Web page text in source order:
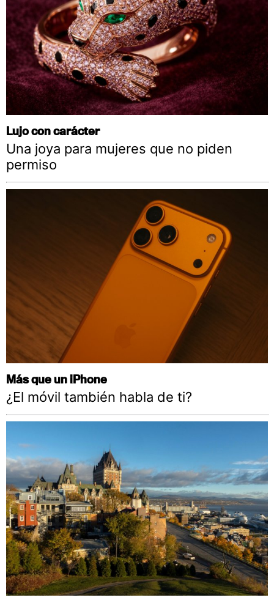
Lujo con carácter
Una joya para mujeres que no piden
permiso
Más que un iPhone
¿El móvil también habla de ti?